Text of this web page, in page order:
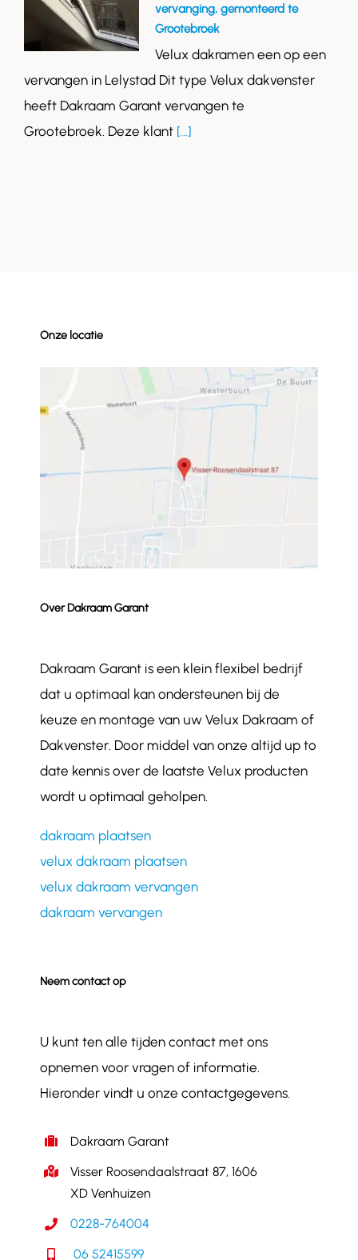
vervanging, gemonteerd te
Grootebroek
Velux dakramen een op een
vervangen in Lelystad Dit type Velux dakvenster
heeft Dakraam Garant vervangen te
Grootebroek. Deze klant [...]
Onze locatie
Over Dakraam Garant
Dakraam Garant is een klein flexibel bedrijf
dat u optimaal kan ondersteunen bij de
keuze en montage van uw Velux Dakraam of
Dakvenster. Door middel van onze altijd up to
date kennis over de laatste Velux producten
wordt u optimaal geholpen.
dakraam plaatsen
velux dakraam plaatsen
velux dakraam vervangen
dakraam vervangen
Neem contact op
U kunt ten alle tijden contact met ons
opnemen voor vragen of informatie.
Hieronder vindt u onze contactgegevens.
Dakraam Garant
Visser Roosendaalstraat 87, 1606
XD Venhuizen
0228-764004
06 52415599